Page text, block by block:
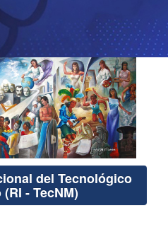
del Tecnológico
- TecNM)